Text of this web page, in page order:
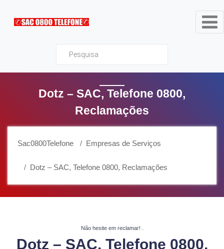
Sac0800Telefone
Dotz – SAC, Telefone 0800,
Reclamações
Sac0800Telefone Empresas de Serviços
Dotz – SAC, Telefone 0800, Reclamações
Não hesite em reclamar!
Dotz – SAC, Telefone 0800,